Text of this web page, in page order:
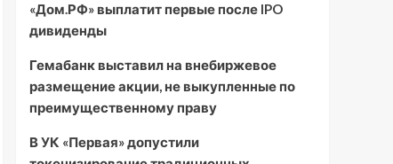
«Дом.РФ» выплатит первые после IPO
дивиденды
Гемабанк выставил на внебиржевое
размещение акции, не выкупленные по
преимущественному праву
В УК «Первая» допустили